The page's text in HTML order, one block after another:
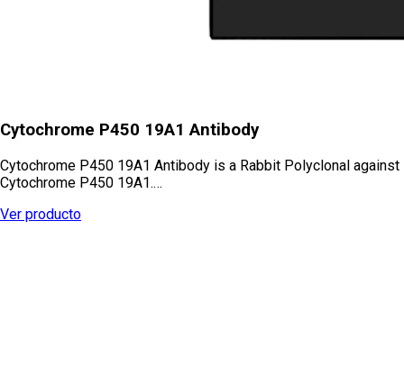
Cytochrome P450 19A1 Antibody
Cytochrome P450 19A1 Antibody is a Rabbit Polyclonal against
Cytochrome P450 19A1.…
Ver producto